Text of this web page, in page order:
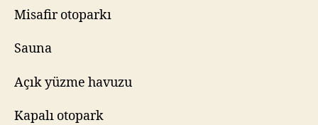
Misafir otoparkı
Sauna
Açık yüzme havuzu
Kapalı otopark